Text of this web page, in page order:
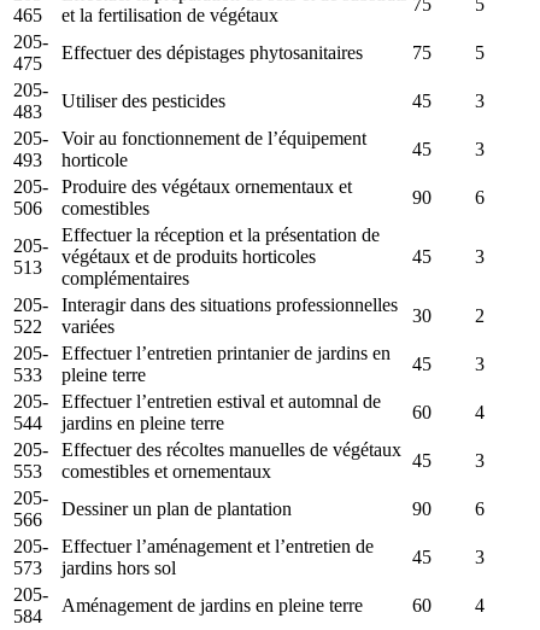
465
et la fertilisation de végétaux
75
5
205-
475
Effectuer des dépistages phytosanitaires 75
5
205-
483
Utiliser des pesticides 45
3
205-
493
Voir au fonctionnement de l’équipement
horticole
45
3
205-
506
Produire des végétaux ornementaux et
comestibles
90 6
205-
513
Effectuer la réception et la présentation de
végétaux et de produits horticoles
complémentaires
45 3
205-
522
Interagir dans des situations professionnelles
variées
30
2
205-
533
Effectuer l’entretien printanier de jardins en
pleine terre
45
3
205-
544
Effectuer l’entretien estival et automnal de
jardins en pleine terre
60
4
205-
553
Effectuer des récoltes manuelles de végétaux
comestibles et ornementaux
45
3
205-
566
Dessiner un plan de plantation 90
6
205-
573
Effectuer l’aménagement et l’entretien de
jardins hors sol
45
3
205-
584
Aménagement de jardins en pleine terre 60 4